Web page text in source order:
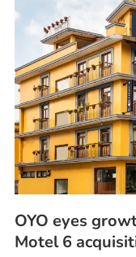
OYO eyes
Motel 6